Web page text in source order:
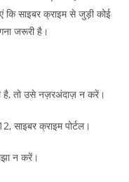
साइबर क्राइम से जुड़ी कोई
जरूरी है।
है, तो उसे नज़रअंदाज़ न करें।
क्राइम पोर्टल।
न करें।